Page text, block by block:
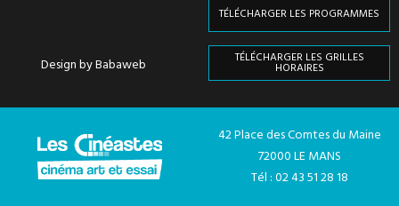
Design by Babaweb
42 Place des Comtes du Maine
72000 LE MANS
Tél : 02 43 51 28 18
TÉLÉCHARGER LES PROGRAMMES
TÉLÉCHARGER LES GRILLES
HORAIRES